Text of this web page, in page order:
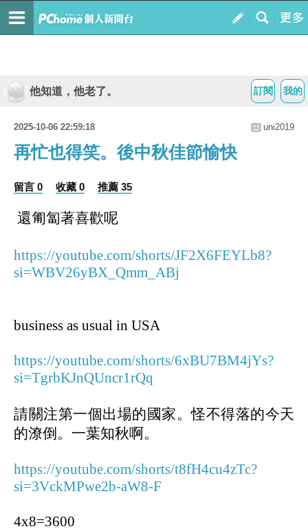
我的
訂閱
他知道，他老了。
2025-10-06 22:59:18 uni2019
再忙也得笑。後中秋佳節愉快
留言 0 收藏 0 推薦 35
還匍匐著喜歡呢
https://youtube.com/shorts/JF2X6FEYLb8?
si=WBV26yBX_Qmm_ABj
business as usual in USA
https://youtube.com/shorts/6xBU7BM4jYs?
si=TgrbKJnQUncr1rQq
請關注第一個出場的國家。怪不得落的今天
的潦倒。一葉知秋啊。
https://youtube.com/shorts/t8fH4cu4zTc?
si=3VckMPwe2b-aW8-F
4x8=3600